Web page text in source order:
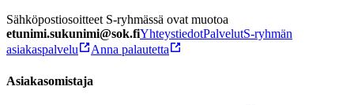
Sähköpostiosoitteet S-ryhmässä ovat muotoa
etunimi.sukunimi@sok.fiYhteystiedotPalvelutS-ryhmän
asiakaspalvelu
Anna palautetta
Asiakasomistaja